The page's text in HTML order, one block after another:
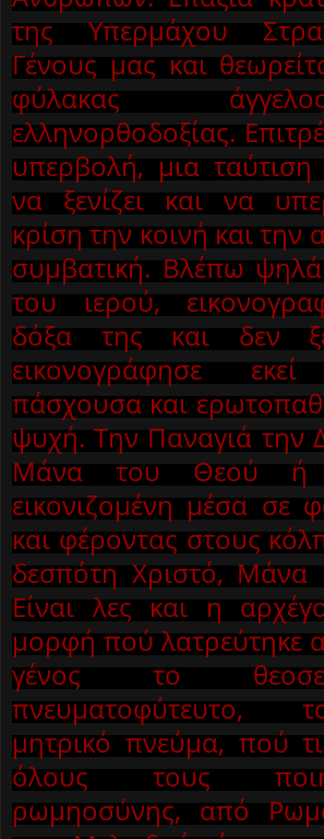
της Υπερμάχου
Γένους μας και
φύλακας
ελληνορθοδοξίας.
υπερβολή, μια
να ξενίζει και να
κρίση την κοινή και την
συμβατική. Βλέπω
του ιερού,
δόξα της και δεν
εικονογράφησε
πάσχουσα και
ψυχή. Την Παναγιά την
Μάνα του Θεού ή
εικονιζομένη μέσα σε
και φέροντας στους
δεσπότη Χριστό, Μάνα
Είναι λες και η
μορφή πού λατρεύτηκε
γένος το
πνευματοφύτευτο,
μητρικό πνεύμα, πού
όλους τους
ρωμηοσύνης, από